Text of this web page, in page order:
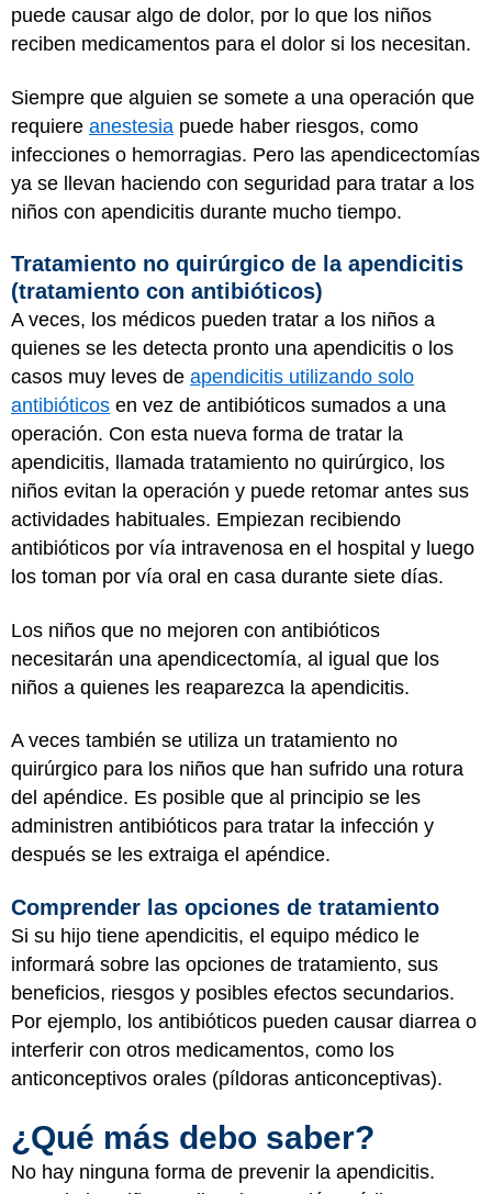
puede causar algo de dolor, por lo que los niños
reciben medicamentos para el dolor si los necesitan.
Siempre que alguien se somete a una operación que
requiere anestesia puede haber riesgos, como
infecciones o hemorragias. Pero las apendicectomías
ya se llevan haciendo con seguridad para tratar a los
niños con apendicitis durante mucho tiempo.
Tratamiento no quirúrgico de la apendicitis
(tratamiento con antibióticos)
A veces, los médicos pueden tratar a los niños a
quienes se les detecta pronto una apendicitis o los
casos muy leves de apendicitis utilizando solo
antibióticos en vez de antibióticos sumados a una
operación. Con esta nueva forma de tratar la
apendicitis, llamada tratamiento no quirúrgico, los
niños evitan la operación y puede retomar antes sus
actividades habituales. Empiezan recibiendo
antibióticos por vía intravenosa en el hospital y luego
los toman por vía oral en casa durante siete días.
Los niños que no mejoren con antibióticos
necesitarán una apendicectomía, al igual que los
niños a quienes les reaparezca la apendicitis.
A veces también se utiliza un tratamiento no
quirúrgico para los niños que han sufrido una rotura
del apéndice. Es posible que al principio se les
administren antibióticos para tratar la infección y
después se les extraiga el apéndice.
Comprender las opciones de tratamiento
Si su hijo tiene apendicitis, el equipo médico le
informará sobre las opciones de tratamiento, sus
beneficios, riesgos y posibles efectos secundarios.
Por ejemplo, los antibióticos pueden causar diarrea o
interferir con otros medicamentos, como los
anticonceptivos orales (píldoras anticonceptivas).
¿Qué más debo saber?
No hay ninguna forma de prevenir la apendicitis.